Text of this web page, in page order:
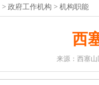
> 政府工作机构 > 机构职能
西
来源：西塞